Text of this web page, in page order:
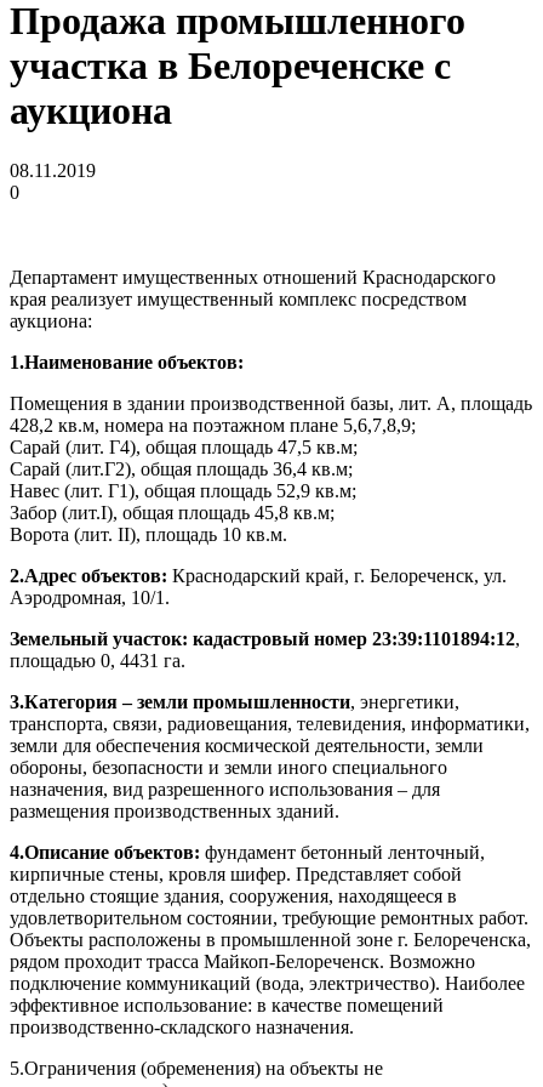
Продажа промышленного
участка в Белореченске с
аукциона
08.11.2019
0
Департамент имущественных отношений Краснодарского
края реализует имущественный комплекс посредством
аукциона:
1.Наименование объектов:
Помещения в здании производственной базы, лит. А, площадь
428,2 кв.м, номера на поэтажном плане 5,6,7,8,9;
Сарай (лит. Г4), общая площадь 47,5 кв.м;
Сарай (лит.Г2), общая площадь 36,4 кв.м;
Навес (лит. Г1), общая площадь 52,9 кв.м;
Забор (лит.I), общая площадь 45,8 кв.м;
Ворота (лит. II), площадь 10 кв.м.
2.Адрес объектов: Краснодарский край, г. Белореченск, ул.
Аэродромная, 10/1.
Земельный участок: кадастровый номер 23:39:1101894:12,
площадью 0, 4431 га.
3.Категория – земли промышленности, энергетики,
транспорта, связи, радиовещания, телевидения, информатики,
земли для обеспечения космической деятельности, земли
обороны, безопасности и земли иного специального
назначения, вид разрешенного использования – для
размещения производственных зданий.
4.Описание объектов: фундамент бетонный ленточный,
кирпичные стены, кровля шифер. Представляет собой
отдельно стоящие здания, сооружения, находящееся в
удовлетворительном состоянии, требующие ремонтных работ.
Объекты расположены в промышленной зоне г. Белореченска,
рядом проходит трасса Майкоп-Белореченск. Возможно
подключение коммуникаций (вода, электричество). Наиболее
эффективное использование: в качестве помещений
производственно-складского назначения.
5.Ограничения (обременения) на объекты не